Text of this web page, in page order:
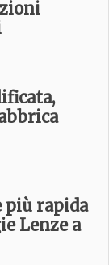
più rapida
Lenze a